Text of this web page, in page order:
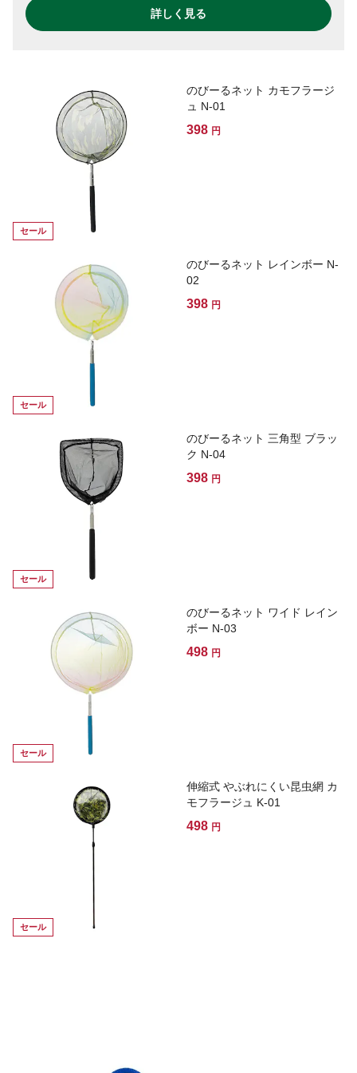
詳しく見る
セール
のびーるネット カモフラージ
ュ N-01
398 円
セール
のびーるネット レインボー N-
02
398 円
セール
のびーるネット 三角型 ブラッ
ク N-04
398 円
セール
のびーるネット ワイド レイン
ボー N-03
498 円
セール
伸縮式 やぶれにくい昆虫網 カ
モフラージュ K-01
498 円